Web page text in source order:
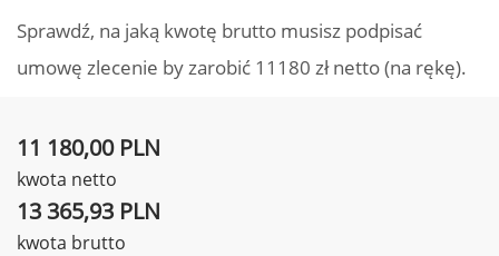
Sprawdź, na jaką kwotę brutto musisz podpisać
umowę zlecenie by zarobić 11180 zł netto (na rękę).
11 180,00 PLN
kwota netto
13 365,93 PLN
kwota brutto